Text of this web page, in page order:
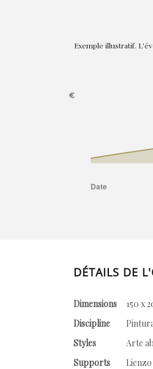
Exemple illustratif.
DÉTAILS DE
Dimensions
150 x
Discipline
Styles
Arte
Supports
Lienzo